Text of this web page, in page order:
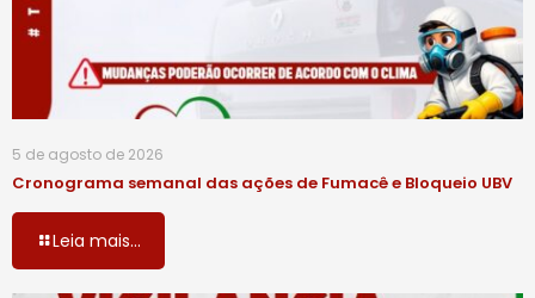
5 de agosto de 2026
Cronograma semanal das ações de Fumacê e Bloqueio UBV
Leia mais...